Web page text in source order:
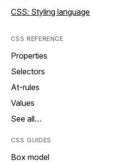
CSS: Styling language
CSS REFERENCE
Properties
Selectors
At-rules
Values
See all…
CSS GUIDES
Box model